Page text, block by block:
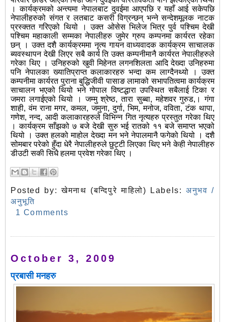
। कार्यक्रमको अन्त्यमा नेपालबाट दुवईमा आएपछि र यहाँ आई सकेपछि
नेपालीहरुको संगत र लतबाट कसरी विग्रन्छन् भन्ने सन्देशमूलक नाटक
प्रस्क्तत गरिएको थियो । उक्त ओसेस भिलेज भित्र पुर्व पश्चिम देखी
पश्चिम महाकाली सम्मका नेपालीहरु जुमेर ग्रुप कम्पनमा कार्यरत रहेका
छन् । उक्त दशै कार्यक्रममा नृत्य गायन वाध्यवादक कार्यक्रम साचालक
ब्यवस्थापन देखी लिएर सबै कार्य ति उक्त कम्पनीमानै कार्यरत नेपालीहरुले
गरेका थिए । उनिहरुको खुवी मिहेनत लगनशिलता आदि देख्दा उनिहरुमा
पनि नेपालका ख्यातिप्राप्त कलाकारहरु भन्दा कम लाग्दैनथ्यो । उक्त
कम्पनीमा कार्यरत पुराना बुद्धिजीवी पासाङ लामाको सभापतित्वमा कार्यक्रम
साचालन भएको थियो भने गोपाल विष्टद्धारा उपस्थित सबैलाई टिका र
जमरा लगाईएको थियो । जम्मु श्रेष्ठ, तारा सुब्बा, महेशवर गुरुड,। गंगा
शाही, वंम राना मगर, कमल, जमुना, दुर्गा, भिम, मनोज, वविता, टंक थापा,
गणेश, नन्द, आदी कलाकारहरुले विभिन्न गित नृत्यहरु प्रस्तुत गरेका थिए
। कार्यक्रम साँझको ७ बजे देखी सुरु भई रातको ११ बजे समाप्त भएको
थियो । उक्त हलको माहोल देख्दा मन भने नेपालमानै फगेको थियो । दशै
सोमबार परेको हुँदा धेरै नेपालीहरुले छुट्टी लिएका थिए भने केही नेपालीहरु
डीउटी सकी सिधै हलमा प्रवेश गरेका थिए ।
Posted by:खेमनाथ (बन्दिपुरे माहिलो) Labels:अनुभव /
अनुभूति
1 Comments
October 3, 2009
प्रबासी मनहरु